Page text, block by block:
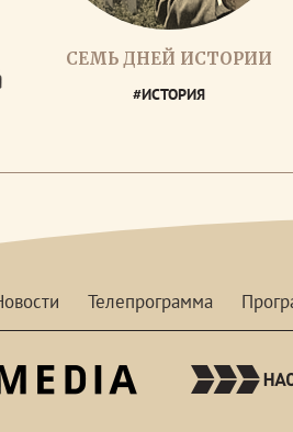
СЕМЬ ДНЕЙ ИСТОРИИ
#ИСТОРИЯ
Телепрограмма